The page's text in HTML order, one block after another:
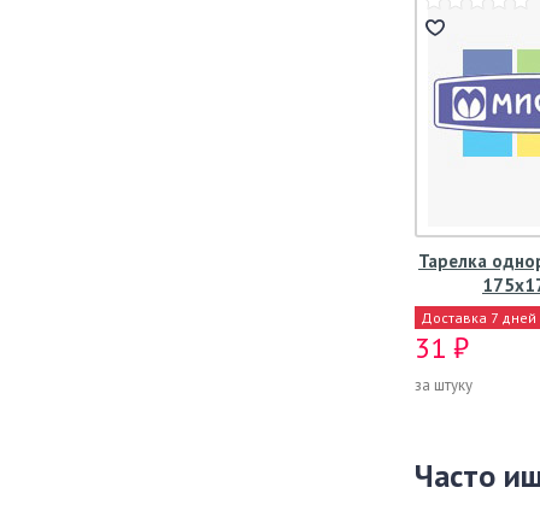
Тарелка
Доставка 7 дней
31 ₽
за штуку
Часто